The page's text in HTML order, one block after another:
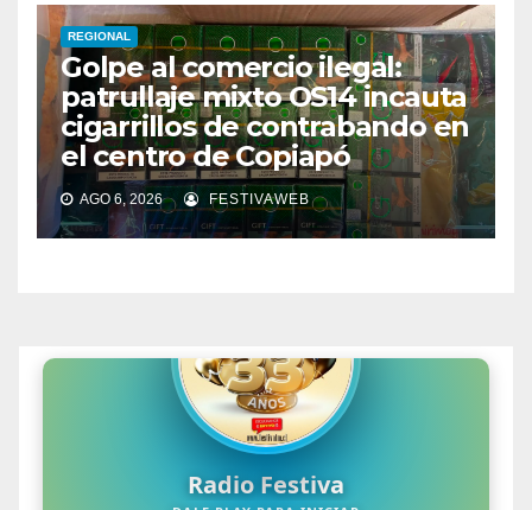
REGIONAL
Golpe al comercio ilegal:
patrullaje mixto OS14 incauta
cigarrillos de contrabando en
el centro de Copiapó
AGO 6, 2026 FESTIVAWEB